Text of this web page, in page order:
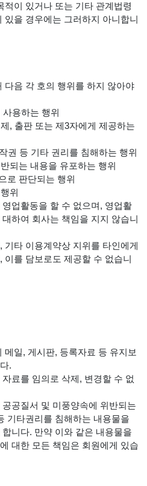
적이 있거나 또는 기타 관계법령
을 경우에는 그러하지 아니합니
음 각 호의 행위를 하지 않아야
용하는 행위
, 출판 또는 제3자에게 제공하는
권 등 기타 권리를 침해하는 행위
되는 내용을 유포하는 행위
로 판단되는 행위
위
업활동을 할 수 없으며, 영업활
하여 회사는 책임을 지지 않습니
타 이용계약상 지위를 타인에게
이를 담보로도 제공할 수 없습니
일, 게시판, 등록자료 등 유지보
.
료를 임의로 삭제, 변경할 수 없
공질서 및 미풍양속에 위반되는
기타권리를 침해하는 내용물을
니다. 만약 이와 같은 내용물을
대한 모든 책임은 회원에게 있습